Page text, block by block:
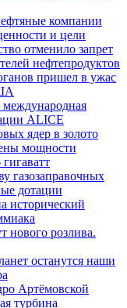
компании
и цели
отменило запрет
нефтепродуктов
пришел в ужас
ALICE
ядер в золото
мощности
газозаправочных
дотации
исторический
нового розлива.
останутся наши
Артёмовской
турбина